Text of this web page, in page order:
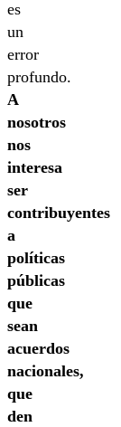
es
un
error
profundo.
A
nosotros
nos
interesa
ser
contribuyentes
a
políticas
públicas
que
sean
acuerdos
nacionales,
que
den